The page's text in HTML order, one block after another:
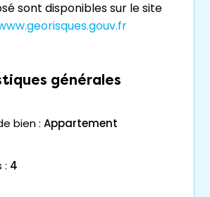
sont disponibles sur le site
générales
bien : appartement
: 4